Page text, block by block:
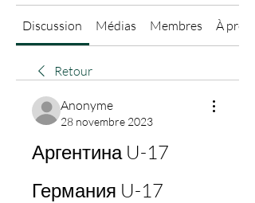
Discussion Médias Membres À
Retour
Anonyme
28 novembre 2023
Аргентина U-17
Германия U-17